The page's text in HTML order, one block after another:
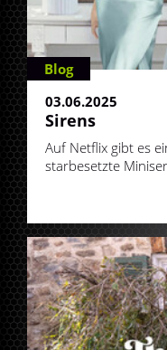
Blog
03.06.2025
Sirens
Auf Netflix gibt es
starbesetzte